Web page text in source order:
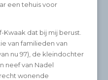
een tehuis voor
dat bij mij berust.
van familieden van
nu 97), de kleindochter
neef van Nadel
wonende